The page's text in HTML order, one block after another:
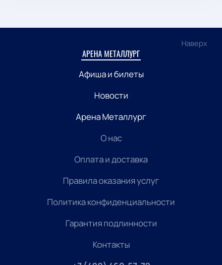
Наверх
АРЕНА МЕТАЛЛУРГ
Афиша и билеты
Новости
Арена Металлург
О нас
Оплата и доставка
Правила оказания услуг
Политика конфиденциальности
Гарантия подлинности
Контакты